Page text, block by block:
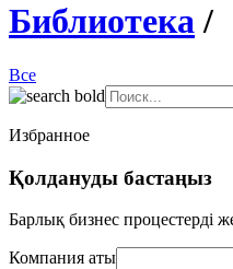
Библиотека/
Все
Избранное
Қолдануды бастаңыз
Барлық бизнес процестерді
Компания аты